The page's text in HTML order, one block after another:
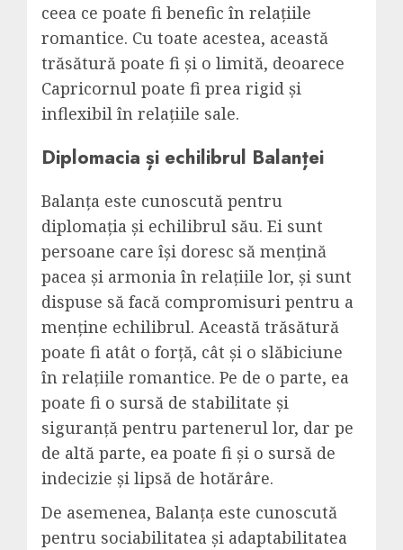
ceea ce poate fi benefic în relațiile
romantice. Cu toate acestea, această
trăsătură poate fi și o limită, deoarece
Capricornul poate fi prea rigid și
inflexibil în relațiile sale.
Diplomacia și echilibrul Balanței
Balanța este cunoscută pentru
diplomația și echilibrul său. Ei sunt
persoane care își doresc să mențină
pacea și armonia în relațiile lor, și sunt
dispuse să facă compromisuri pentru a
menține echilibrul. Această trăsătură
poate fi atât o forță, cât și o slăbiciune
în relațiile romantice. Pe de o parte, ea
poate fi o sursă de stabilitate și
siguranță pentru partenerul lor, dar pe
de altă parte, ea poate fi și o sursă de
indecizie și lipsă de hotărâre.
De asemenea, Balanța este cunoscută
pentru sociabilitatea și adaptabilitatea